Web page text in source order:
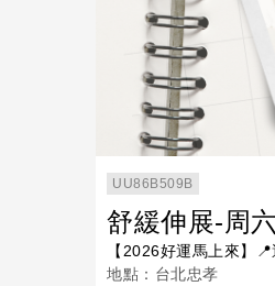
UU86B509B
舒緩伸展-周
【2026好運馬上來】
地點：台北忠孝